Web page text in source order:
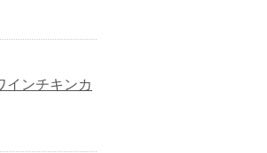
インチキンカ